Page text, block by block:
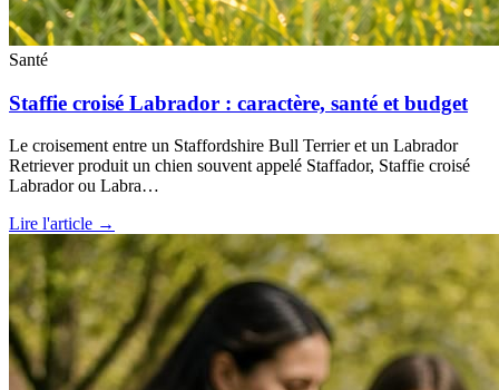
Santé
Staffie croisé Labrador : caractère, santé et budget
Le croisement entre un Staffordshire Bull Terrier et un Labrador
Retriever produit un chien souvent appelé Staffador, Staffie croisé
Labrador ou Labra…
Lire l'article →